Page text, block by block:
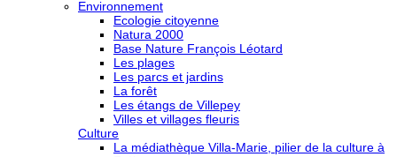
Environnement
Ecologie citoyenne
Natura 2000
Base Nature François Léotard
Les plages
Les parcs et jardins
La forêt
Les étangs de Villepey
Villes et villages fleuris
Culture
La médiathèque Villa-Marie, pilier de la culture à